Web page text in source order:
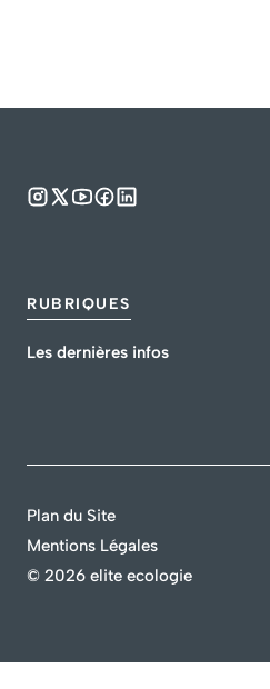
RUBRIQUES
Les dernières infos
© 2026 elite ecologie
Plan du Site
Mentions Légales